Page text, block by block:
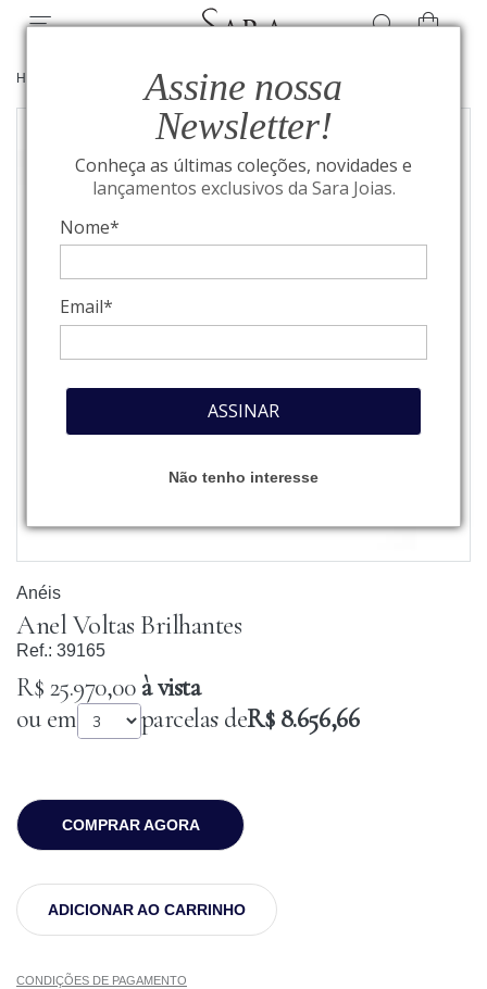
Assine nossa
Newsletter!
Conheça as últimas coleções, novidades e
lançamentos exclusivos da Sara Joias.
Nome*
Email*
ASSINAR
Não tenho interesse
HOME ANÉIS
Anéis
Anel Voltas Brilhantes
Ref.: 39165
R$ 25.970,00à vista
ou em
parcelas deR$ 8.656,66
COMPRAR AGORA
ADICIONAR AO CARRINHO
CONDIÇÕES DE PAGAMENTO